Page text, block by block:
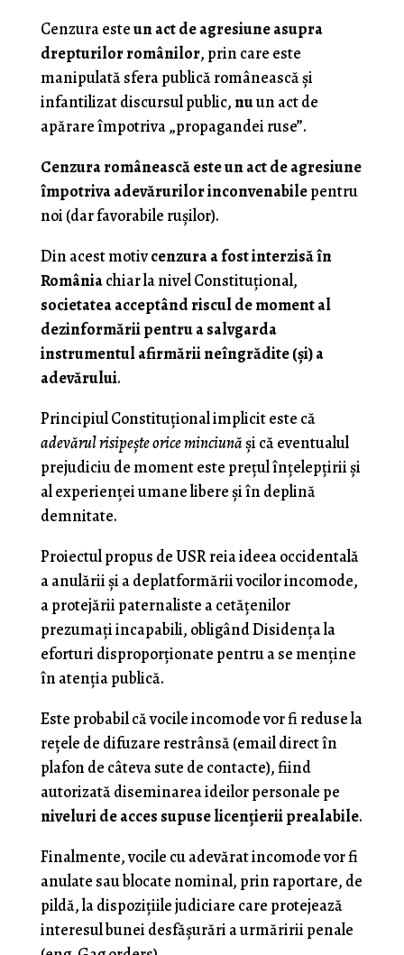
Cenzura esteun act de agresiune asupra
drepturilor românilor, prin care este
manipulată sfera publică românească și
infantilizat discursul public,nuun act de
apărare împotriva „propagandei ruse”.
Cenzura românească este un act de agresiune
împotriva adevărurilor inconvenabilepentru
noi (dar favorabile rușilor).
Din acest motivcenzura a fost interzisă în
Româniachiar la nivel Constituțional,
societatea acceptând riscul de moment al
dezinformării pentru a salvgarda
instrumentul afirmării neîngrădite (și) a
adevărului.
Principiul Constituțional implicit este că
adevărul risipește orice minciunăși că eventualul
prejudiciu de moment este prețul înțelepțirii și
al experienței umane libere și în deplină
demnitate.
Proiectul propus de USR reia ideea occidentală
a anulării și a deplatformării vocilor incomode,
a protejării paternaliste a cetățenilor
prezumați incapabili, obligând Disidența la
eforturi disproporționate pentru a se menține
în atenția publică.
Este probabil că vocile incomode vor fi reduse la
rețele de difuzare restrânsă (email direct în
plafon de câteva sute de contacte), fiind
autorizată diseminarea ideilor personale pe
niveluri de acces supuse licențierii prealabile.
Finalmente, vocile cu adevărat incomode vor fi
anulate sau blocate nominal, prin raportare, de
pildă, la dispozițiile judiciare care protejează
interesul bunei desfășurări a urmăririi penale